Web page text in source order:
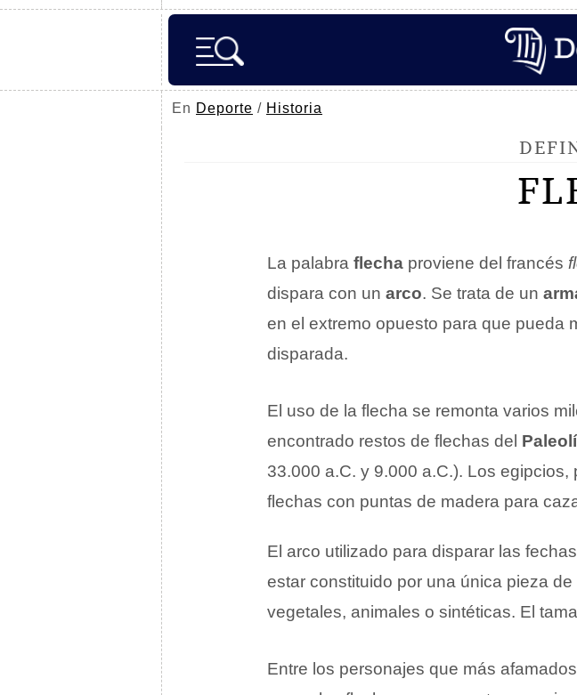
En Deporte / Historia
La palabra flecha proviene del francés
dispara con un arco. Se trata de un
en el extremo opuesto para que pueda
disparada.
El uso de la flecha se remonta varios
encontrado restos de flechas del
33.000 a.C. y 9.000 a.C.). Los egipcios,
flechas con puntas de madera para
El arco utilizado para disparar las
estar constituido por una única pieza
vegetales, animales o sintéticas. El
Entre los personajes que más